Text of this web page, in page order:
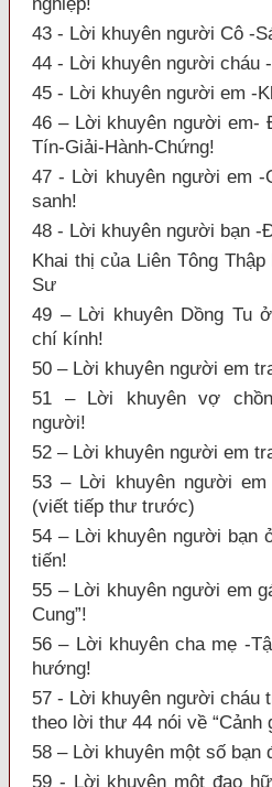
43 - Lời khuyên người Cô -
44 - Lời khuyên người cháu
45 - Lời khuyên người em -
46 – Lời khuyên người em-
Tín-Giải-Hành-Chứng!
47 - Lời khuyên người em -
sanh!
48 - Lời khuyên người bạn -
Khai thị của Liên Tông
Sư
49 – Lời khuyên Dồng Tu
chí kính!
50 – Lời khuyên người em
51 – Lời khuyên vợ
người!
52 – Lời khuyên người em
53 – Lời khuyên người
(viết tiếp thư trước)
54 – Lời khuyên người bạn
tiến!
55 – Lời khuyên người em
Cung”!
56 – Lời khuyên cha mẹ -
hướng!
57 - Lời khuyên người cháu
theo lời thư 44 nói về “Cảnh
58 – Lời khuyên một số bạn
59 - Lời khuyên một đạo